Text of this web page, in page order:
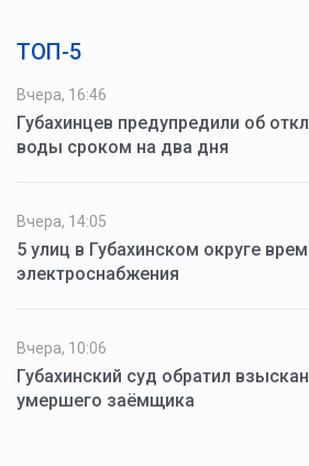
ТОП-5
Вчера, 16:46
Губахинцев предупредили об
воды сроком на два дня
Вчера, 14:05
5 улиц в Губахинском округе
электроснабжения
Вчера, 10:06
Губахинский суд обратил
умершего заёмщика